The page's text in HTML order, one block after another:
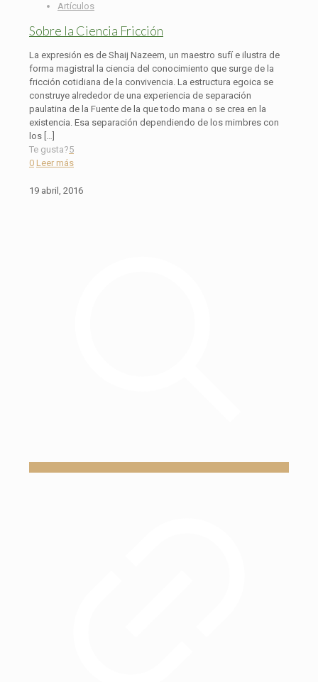
Artículos
Sobre la Ciencia Fricción
La expresión es de Shaij Nazeem, un maestro sufí e ilustra de
forma magistral la ciencia del conocimiento que surge de la
fricción cotidiana de la convivencia. La estructura egoica se
construye alrededor de una experiencia de separación
paulatina de la Fuente de la que todo mana o se crea en la
existencia. Esa separación dependiendo de los mimbres con
los […]
Te gusta?5
0 Leer más
19 abril, 2016